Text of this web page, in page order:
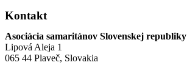
Kontakt
Asociácia samaritánov Slovenskej republiky
Lipová Aleja 1
065 44 Plaveč, Slovakia